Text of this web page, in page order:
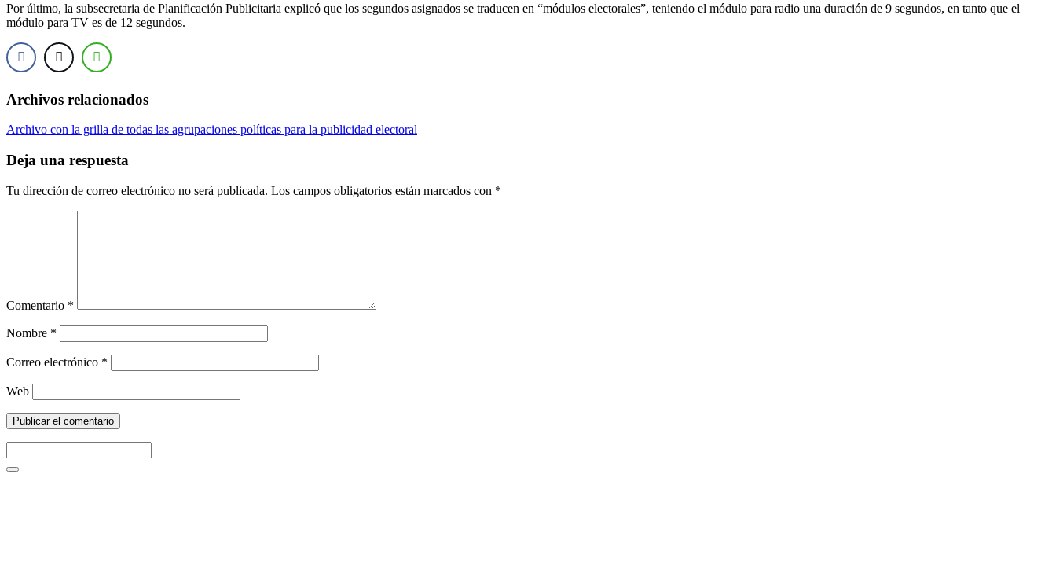
Por último, la subsecretaria de Planificación Publicitaria explicó que los segundos asignados se traducen en “módulos electorales”, teniendo el módulo para radio una duración de 9 segundos, en tanto que el
módulo para TV es de 12 segundos.
Archivos relacionados
Archivo con la grilla de todas las agrupaciones políticas para la publicidad electoral
Deja una respuesta
Tu dirección de correo electrónico no será publicada. Los campos obligatorios están marcados con *
Comentario *
Nombre *
Correo electrónico *
Web